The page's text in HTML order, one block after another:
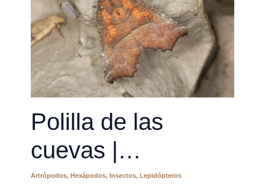
Polilla de las
cuevas |
Scoliopteryx libatrix
Artrópodos, Hexápodos, Insectos, Lepidópteros